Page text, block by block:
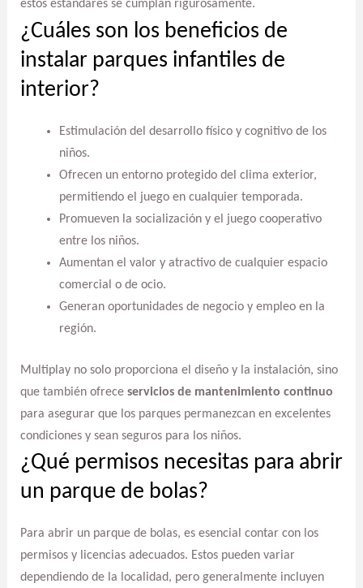
estos estándares se cumplan rigurosamente.
¿Cuáles son los beneficios de
instalar parques infantiles de
interior?
Estimulación del desarrollo físico y cognitivo de los
niños.
Ofrecen un entorno protegido del clima exterior,
permitiendo el juego en cualquier temporada.
Promueven la socialización y el juego cooperativo
entre los niños.
Aumentan el valor y atractivo de cualquier espacio
comercial o de ocio.
Generan oportunidades de negocio y empleo en la
región.
Multiplay no solo proporciona el diseño y la instalación, sino
que también ofrece servicios de mantenimiento continuo
para asegurar que los parques permanezcan en excelentes
condiciones y sean seguros para los niños.
¿Qué permisos necesitas para abrir
un parque de bolas?
Para abrir un parque de bolas, es esencial contar con los
permisos y licencias adecuados. Estos pueden variar
dependiendo de la localidad, pero generalmente incluyen